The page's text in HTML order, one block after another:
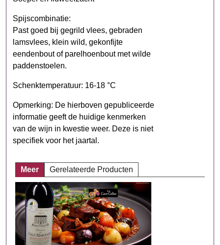
Spijscombinatie:
Past goed bij gegrild vlees, gebraden
lamsvlees, klein wild, gekonfijte
eendenbout of parelhoenbout met wilde
paddenstoelen.
Schenktemperatuur: 16-18 °C
Opmerking: De hierboven gepubliceerde
informatie geeft de huidige kenmerken
van de wijn in kwestie weer. Deze is niet
specifiek voor het jaartal.
Meer Gerelateerde Producten